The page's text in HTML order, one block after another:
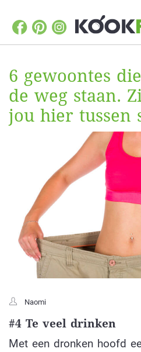
6 gewoontes
de weg staan.
jou hier tussen
Naomi
#4 Te veel drinken
Met een dronken hoofd